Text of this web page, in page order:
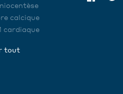
calcique
cardiaque
tout